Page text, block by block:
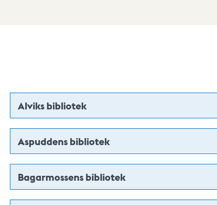
Alviks bibliotek
Aspuddens bibliotek
Bagarmossens bibliotek